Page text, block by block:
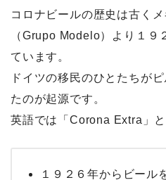
コロナビールの歴史は古く
（Grupo Modelo）より１９
ています。
ドイツの移民のひとたちが
たのが起源です。
英語では「Corona Extra」と
１９２６年からビール